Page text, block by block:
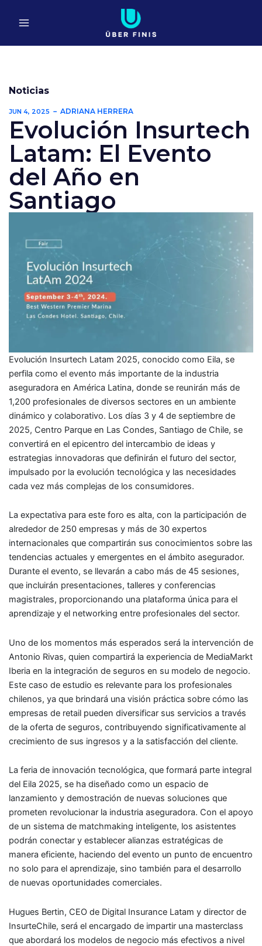
Noticias
JUN 4, 2025 ADRIANA HERRERA
Evolución Insurtech
Latam: El Evento
del Año en
Santiago
Evolución Insurtech Latam 2025, conocido como Eila, se
perfila como el evento más importante de la industria
aseguradora en América Latina, donde se reunirán más de
1,200 profesionales de diversos sectores en un ambiente
dinámico y colaborativo. Los días 3 y 4 de septiembre de
2025, Centro Parque en Las Condes, Santiago de Chile, se
convertirá en el epicentro del intercambio de ideas y
estrategias innovadoras que definirán el futuro del sector,
impulsado por la evolución tecnológica y las necesidades
cada vez más complejas de los consumidores.
La expectativa para este foro es alta, con la participación de
alrededor de 250 empresas y más de 30 expertos
internacionales que compartirán sus conocimientos sobre las
tendencias actuales y emergentes en el ámbito asegurador.
Durante el evento, se llevarán a cabo más de 45 sesiones,
que incluirán presentaciones, talleres y conferencias
magistrales, proporcionando una plataforma única para el
aprendizaje y el networking entre profesionales del sector.
Uno de los momentos más esperados será la intervención de
Antonio Rivas, quien compartirá la experiencia de MediaMarkt
Iberia en la integración de seguros en su modelo de negocio.
Este caso de estudio es relevante para los profesionales
chilenos, ya que brindará una visión práctica sobre cómo las
empresas de retail pueden diversificar sus servicios a través
de la oferta de seguros, contribuyendo significativamente al
crecimiento de sus ingresos y a la satisfacción del cliente.
La feria de innovación tecnológica, que formará parte integral
del Eila 2025, se ha diseñado como un espacio de
lanzamiento y demostración de nuevas soluciones que
prometen revolucionar la industria aseguradora. Con el apoyo
de un sistema de matchmaking inteligente, los asistentes
podrán conectar y establecer alianzas estratégicas de
manera eficiente, haciendo del evento un punto de encuentro
no solo para el aprendizaje, sino también para el desarrollo
de nuevas oportunidades comerciales.
Hugues Bertin, CEO de Digital Insurance Latam y director de
InsurteChile, será el encargado de impartir una masterclass
que abordará los modelos de negocio más efectivos a nivel